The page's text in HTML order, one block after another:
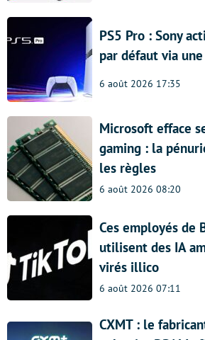
PS5 Pro : Sony
par défaut via
6 août 2026 17:35
Microsoft efface
gaming : la
les règles
6 août 2026 08:20
Ces employés de
utilisent des IA
virés illico
6 août 2026 07:11
CXMT : le